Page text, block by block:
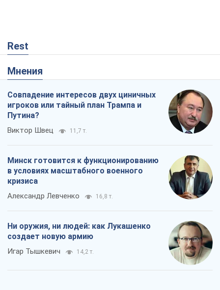
Rest
Мнения
Совпадение интересов двух циничных
игроков или тайный план Трампа и
Путина?
Виктор Швец 11,7 т.
Минск готовится к функционированию
в условиях масштабного военного
кризиса
Александр Левченко 16,8 т.
Ни оружия, ни людей: как Лукашенко
создает новую армию
Игар Тышкевич 14,2 т.